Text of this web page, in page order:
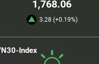
1,768.06
3.28 (+0.19%)
Index